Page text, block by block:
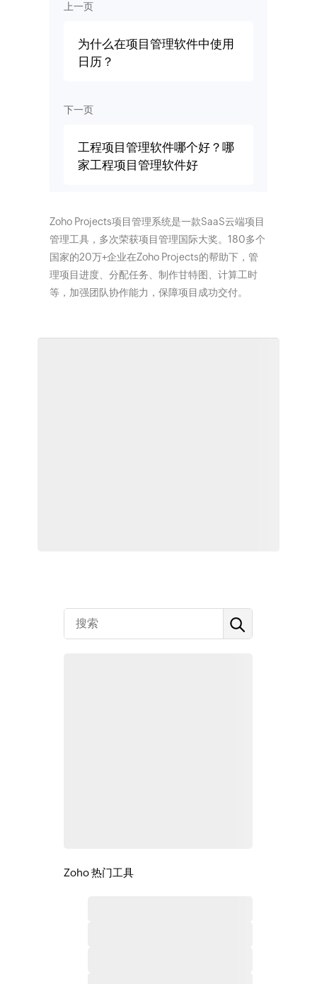
上一页
为什么在项目管理软件中使用
日历？
下一页
工程项目管理软件哪个好？哪
家工程项目管理软件好
Zoho Projects项目管理系统是一款SaaS云端项目
管理工具，多次荣获项目管理国际大奖。180多个
国家的20万+企业在Zoho Projects的帮助下，管
理项目进度、分配任务、制作甘特图、计算工时
等，加强团队协作能力，保障项目成功交付。
Zoho 热门工具